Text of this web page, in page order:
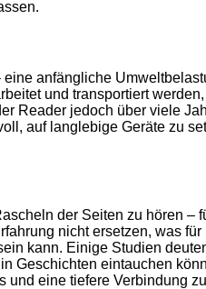
anfängliche
und transportiert
Reader jedoch über viele
auf langlebige Geräte zu
der Seiten zu hören –
nicht ersetzen, was für
kann. Einige Studien
Geschichten eintauchen
und eine tiefere Verbindung